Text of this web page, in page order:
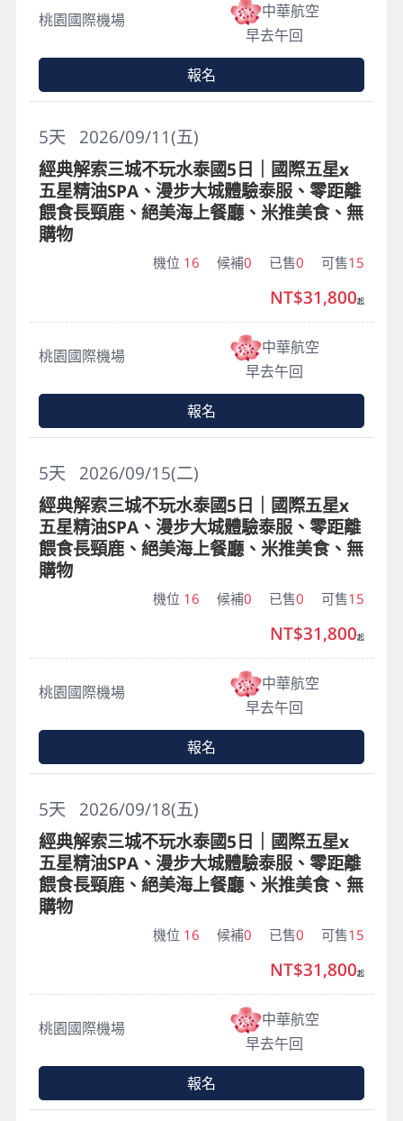
桃園國際機場
中華航空
早去午回
報名
2026/09/11(五)
5天
經典解索三城不玩水泰國5日｜國際五星x
五星精油SPA、漫步大城體驗泰服、零距離
餵食長頸鹿、絕美海上餐廳、米推美食、無
購物
機位 16 候補0 已售0 可售15
桃園國際機場
中華航空
早去午回
NT$31,800起
報名
2026/09/15(二)
5天
經典解索三城不玩水泰國5日｜國際五星x
五星精油SPA、漫步大城體驗泰服、零距離
餵食長頸鹿、絕美海上餐廳、米推美食、無
購物
機位 16 候補0 已售0 可售15
桃園國際機場
中華航空
早去午回
NT$31,800起
報名
2026/09/18(五)
5天
經典解索三城不玩水泰國5日｜國際五星x
五星精油SPA、漫步大城體驗泰服、零距離
餵食長頸鹿、絕美海上餐廳、米推美食、無
購物
機位 16 候補0 已售0 可售15
桃園國際機場
中華航空
早去午回
NT$31,800起
報名